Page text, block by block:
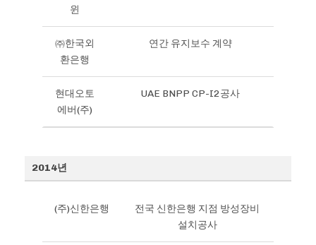
윈
㈜한국외
환은행
연간 유지보수 계약
현대오토
에버(주)
UAE BNPP CP-I2공사
2014년
(주)신한은행
전국 신한은행 지점 방성장비
설치공사